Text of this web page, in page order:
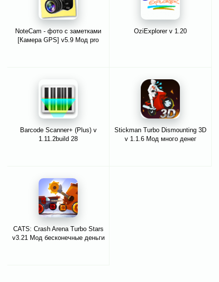
NoteCam - фото с заметками
[Камера GPS] v5.9 Мод pro
OziExplorer v 1.20
Barcode Scanner+ (Plus) v
1.11.2build 28
Stickman Turbo Dismounting 3D
v 1.1.6 Мод много денег
CATS: Crash Arena Turbo Stars
v3.21 Мод бесконечные деньги